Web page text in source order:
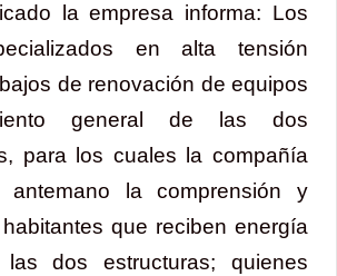
la empresa informa: Los
en alta tensión
de renovación de equipos
general de las dos
para los cuales la compañía
antemano la comprensión y
que reciben energía
dos estructuras; quienes